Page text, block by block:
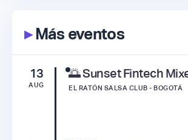
▸Más eventos
13
AUG
🌅 Sunset Fintech
EL RATÓN SALSA CLUB - BOGOTÁ